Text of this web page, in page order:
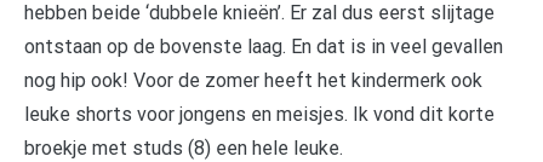
hebben beide ‘dubbele knieën’. Er zal dus eerst slijtage
ontstaan op de bovenste laag. En dat is in veel gevallen
nog hip ook! Voor de zomer heeft het kindermerk ook
leuke shorts voor jongens en meisjes. Ik vond dit korte
broekje met studs (8) een hele leuke.